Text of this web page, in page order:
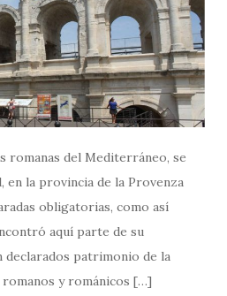
romanas del Mediterráneo, se
en la provincia de la Provenza
obligatorias, como así
aquí parte de su
declarados patrimonio de la
y románicos […]